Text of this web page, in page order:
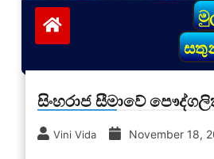
සිංහරාජ සීමාවේ
Vini Vida November 18,